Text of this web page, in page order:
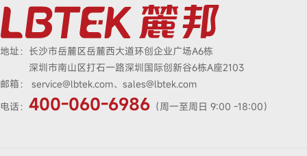
地址： 长沙市岳麓区岳麓西大道环创企业广场A6栋
深圳市南山区打石一路深圳国际创新谷6栋A座2103
邮箱： service@lbtek.com、sales@lbtek.com
电话： 400-060-6986 （周一至周日 9:00 -18:00）